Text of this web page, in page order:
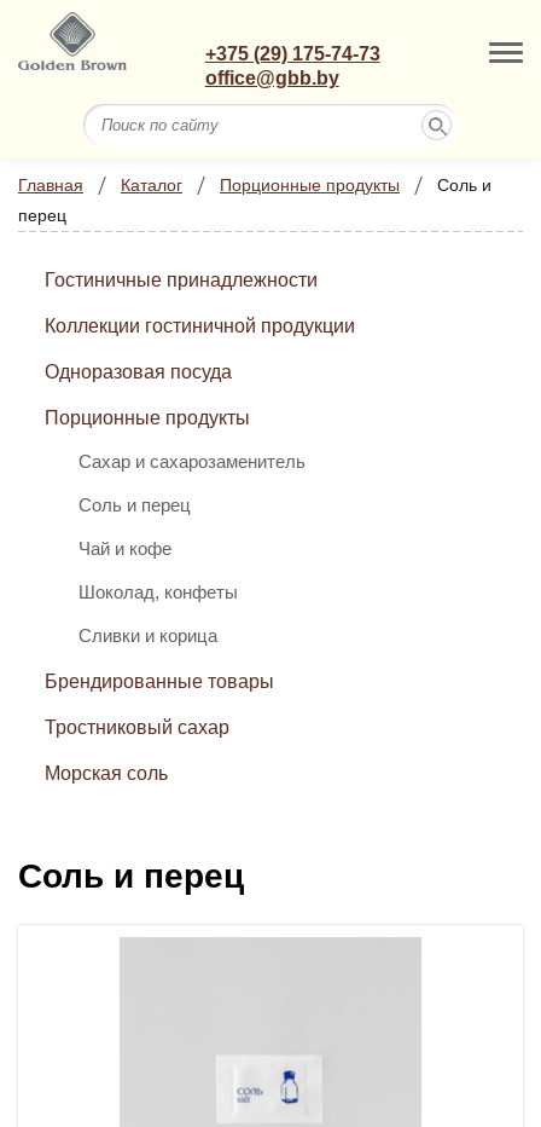
+375 (29) 175-74-73
office@gbb.by
Главная Каталог Порционные продукты
Соль и
перец
Гостиничные принадлежности
Коллекции гостиничной продукции
Одноразовая посуда
Порционные продукты
Сахар и сахарозаменитель
Соль и перец
Чай и кофе
Шоколад, конфеты
Сливки и корица
Брендированные товары
Тростниковый сахар
Морская соль
Соль и перец